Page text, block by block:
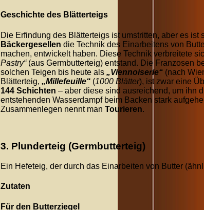
Geschichte des Blätterteigs
Die Erfindung des Blätterteigs ist umstritten, aber es ist
Bäckergesellen die Technik des Einarbeitens von
machen, entwickelt haben. Diese Technik verbreitete
Pastry“(aus Germbutterteig) entstand. Die Franzosen
solchen Teigen bis heute als „Viennoiserie“ (nach
Blätterteig, „Millefeuille“ (1000 Blätter), ist zwar eine
144 Schichten – aber diese sind ausreichend, um ihn
entstehenden Wasserdampf beim Backen stark
Zusammenlegen nennt man Tourieren.
3. Plunderteig (Germbutterteig)
Ein Hefeteig, der durch das Einarbeiten von Butter
Zutaten
Für den Butterziegel